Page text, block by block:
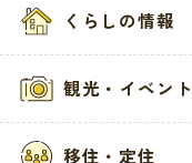
くらしの情報
観光・イベント
移住・定住